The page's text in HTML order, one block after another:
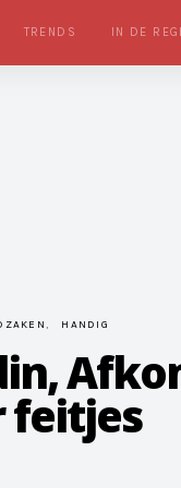
TRENDS IN DE
HANDIG
feitjes